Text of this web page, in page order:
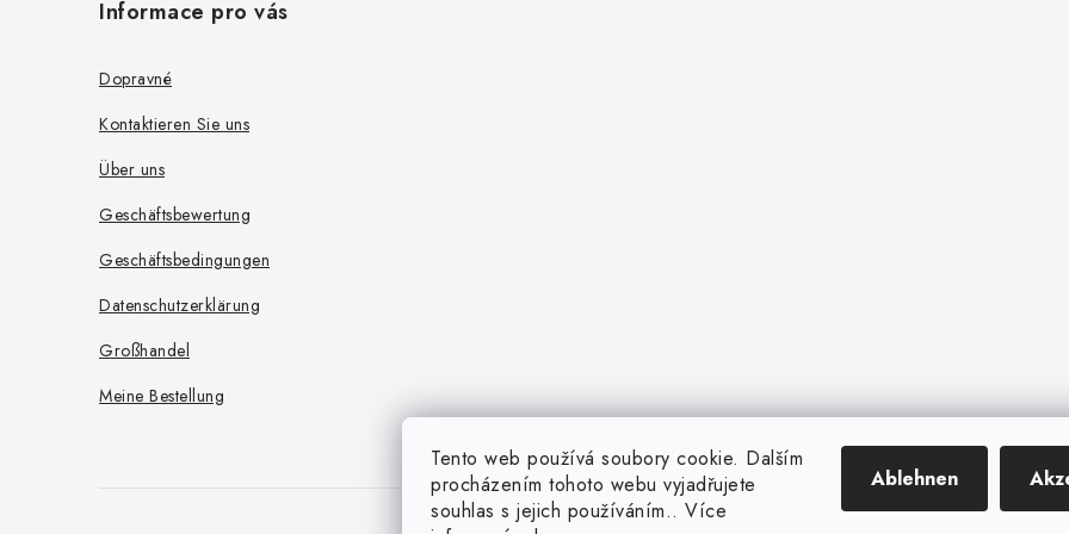
Tento web používá soubory cookie. Dalším
procházením tohoto webu vyjadřujete
souhlas s jejich používáním.. Více
Ablehnen
Informace pro vás
Dopravné
Kontaktieren Sie uns
Über uns
Geschäftsbewertung
Geschäftsbedingungen
Datenschutzerklärung
Großhandel
Meine Bestellung